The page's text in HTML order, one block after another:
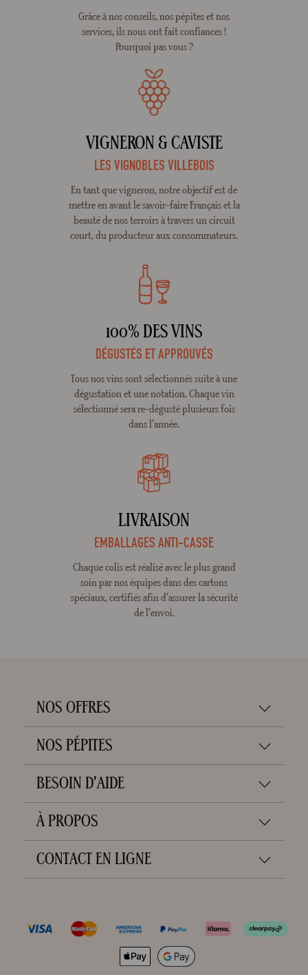
Grâce à nos conseils, nos pépites et nos
services, ils nous ont fait confiances !
Pourquoi pas vous ?
VIGNERON & CAVISTE
LES VIGNOBLES VILLEBOIS
En tant que vigneron, notre objectif est de
mettre en avant le savoir-faire Français et la
beauté de nos terroirs à travers un circuit
court, du producteur aux consommateurs.
100% DES VINS
DÉGUSTÉS ET APPROUVÉS
Tous nos vins sont sélectionnés suite à une
dégustation et une notation. Chaque vin
sélectionné sera re-dégusté plusieurs fois
dans l'année.
LIVRAISON
EMBALLAGES ANTI-CASSE
Chaque colis est réalisé avec le plus grand
soin par nos équipes dans des cartons
spéciaux, certifiés afin d’assurer la sécurité
de l’envoi.
NOS OFFRES
NOS PÉPITES
BESOIN D'AIDE
À PROPOS
CONTACT EN LIGNE